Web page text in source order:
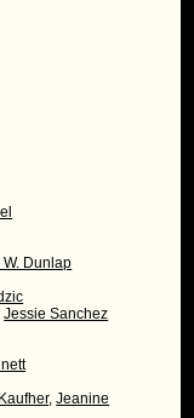
W. Dunlap
Jessie Sanchez
,Jeanine